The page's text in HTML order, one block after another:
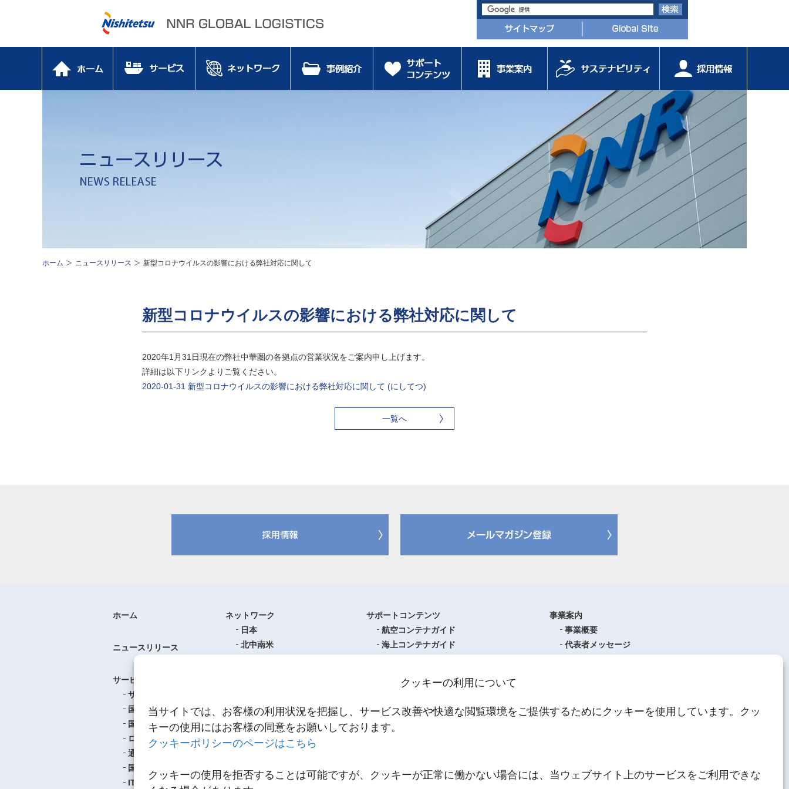
クッキーの利用について
当サイトでは、お客様の利用状況を把握し、サービス改善や快適な閲覧環境をご提供するためにクッキーを使用しています。クッ
キーの使用にはお客様の同意をお願いしております。
クッキーポリシーのページはこちら
クッキーの使用を拒否することは可能ですが、クッキーが正常に働かない場合には、当ウェブサイト上のサービスをご利用できな
ホーム ニュースリリース 新型コロナウイルスの影響における弊社対応に関して
新型コロナウイルスの影響における弊社対応に関して
2020年1月31日現在の弊社中華圏の各拠点の営業状況をご案内申し上げます。
詳細は以下リンクよりご覧ください。
2020-01-31 新型コロナウイルスの影響における弊社対応に関して (にしてつ)
一覧へ
ホーム
ニュースリリース
サービス
サービスのご案内
国際航空貨物輸送
国際海上貨物輸送
ロジスティクス
通関
国内輸送・梱包
IT
ネットワーク
日本
北中南米
ロジスティクスセンター一覧
事例紹介
海上輸送
サポートコンテンツ
航空コンテナガイド
海上コンテナガイド
物流関係用語集（一覧・詳細）
インコタームズ
約款・掲示事項
メールマガジン登録
事業案内
事業概要
代表者メッセージ
AEO制度について
サステナブル経営